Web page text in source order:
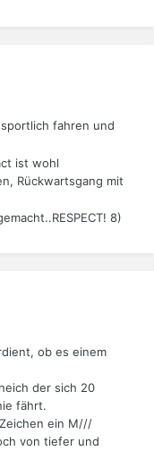
fahren und
ist wohl
Rückwartsgang mit
8)
ob es einem
der sich 20
fährt.
ein M///
von tiefer und